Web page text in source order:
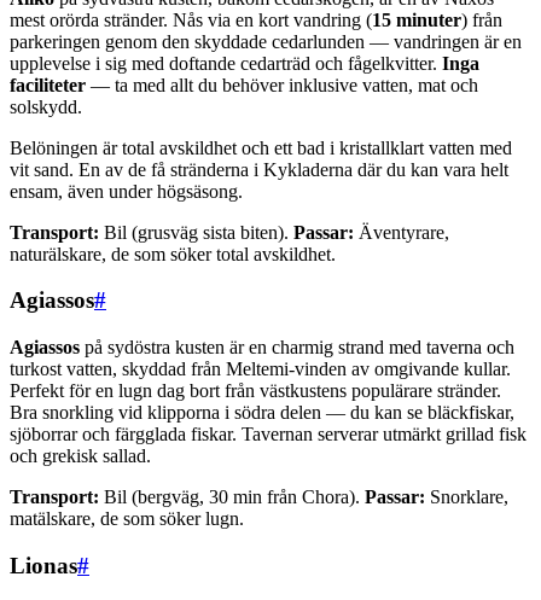
mest orörda stränder. Nås via en kort vandring (15 minuter) från
parkeringen genom den skyddade cedarlunden — vandringen är en
upplevelse i sig med doftande cedarträd och fågelkvitter. Inga
faciliteter — ta med allt du behöver inklusive vatten, mat och
solskydd.
Belöningen är total avskildhet och ett bad i kristallklart vatten med
vit sand. En av de få stränderna i Kykladerna där du kan vara helt
ensam, även under högsäsong.
Transport: Bil (grusväg sista biten). Passar: Äventyrare,
naturälskare, de som söker total avskildhet.
Agiassos#
Agiassos på sydöstra kusten är en charmig strand med taverna och
turkost vatten, skyddad från Meltemi-vinden av omgivande kullar.
Perfekt för en lugn dag bort från västkustens populärare stränder.
Bra snorkling vid klipporna i södra delen — du kan se bläckfiskar,
sjöborrar och färgglada fiskar. Tavernan serverar utmärkt grillad fisk
och grekisk sallad.
Transport: Bil (bergväg, 30 min från Chora). Passar: Snorklare,
matälskare, de som söker lugn.
Lionas#